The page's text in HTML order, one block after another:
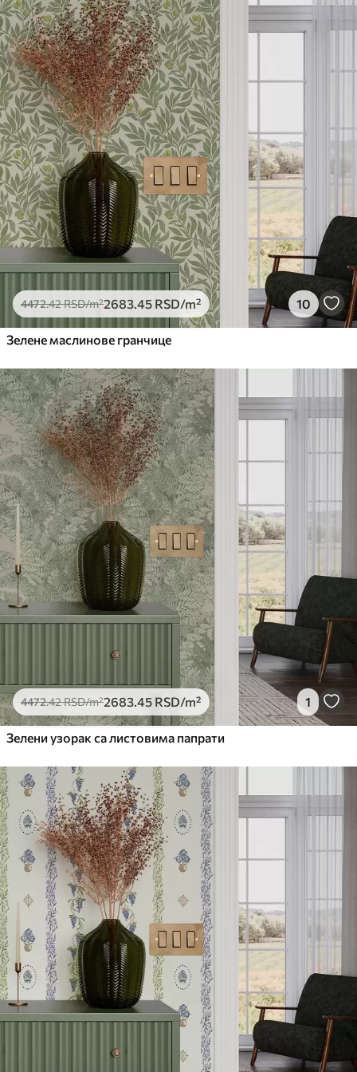
обрадом лакова могу се очистити
водом.
Метод примене Беспрекорна апликација
Доступни материјали
Стандард
4472.42 2683 .45RSD/m²
Премиум
5525.00 3315 .00RSD/m²
Премиум
6333.33 .00 RSD /m²
4472.42RSD/m²2683.45 RSD/m² 10
Зелене маслинове гранчице
4472.42RSD/m²2683.45 RSD/m² 1
Зелени узорак са листовима папрати